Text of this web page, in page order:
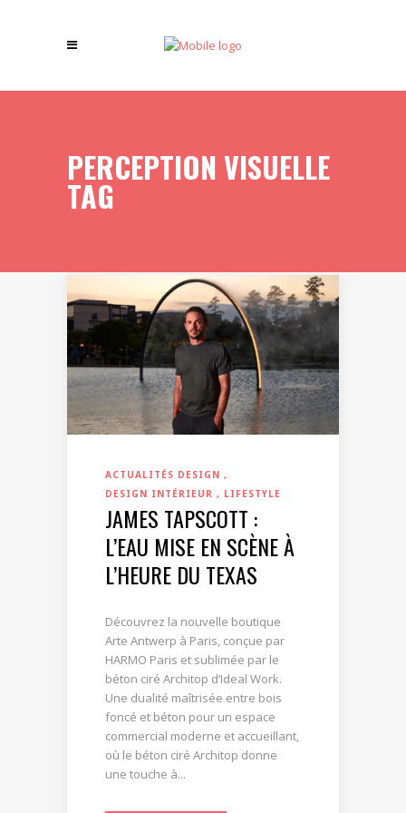
PERCEPTION VISUELLE
TAG
ACTUALITÉS DESIGN
DESIGN INTÉRIEUR
LIFESTYLE
JAMES TAPSCOTT :
L’EAU MISE EN SCÈNE À
L’HEURE DU TEXAS
Découvrez la nouvelle boutique
Arte Antwerp à Paris, conçue par
HARMO Paris et sublimée par le
béton ciré Architop d’Ideal Work.
Une dualité maîtrisée entre bois
foncé et béton pour un espace
commercial moderne et accueillant,
où le béton ciré Architop donne
une touche à...